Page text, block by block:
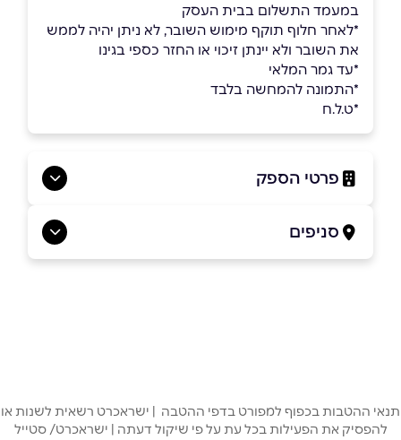
במעמד התשלום בבית העסק
*לאחר חלוף תוקף מימוש השובר, לא ניתן יהיה לממש
את השובר ולא יינתן זיכוי או החזר כספי בגינו
*עד גמר המלאי
*התמונה להמחשה בלבד
*ט.ל.ח
פרטי הספק
באתר בפייסבוק באינסטגרם
טלפון*
סניפים
תנאי ההטבות בכפוף למפורט בדפי ההטבה | ישראכרט רשאית לשנות או
להפסיק את הפעילות בכל עת על פי שיקול דעתה | ישראכרט/ סטייל